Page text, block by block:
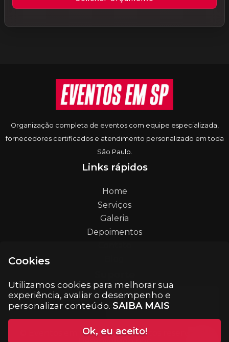
Informações do rodapé
Organização completa de eventos com equipe especializada,
fornecedores certificados e atendimento personalizado em toda
São Paulo.
Links rápidos
Home
Serviços
Galeria
Depoimentos
contato@eventosemsp.com.br
© Eventos em SP. Todos os direitos reservados.
Cookies
Utilizamos cookies para melhorar sua
experiência, avaliar o desempenho e
personalizar conteúdo. SAIBA MAIS
Ok, eu aceito!